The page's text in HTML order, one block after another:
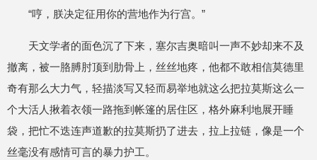
“哼，朕决定征用你的营地作为行宫。”
天文学者的面色沉了下来，塞尔吉奥暗叫一声不妙却来不及
撤离，被一胳膊肘顶到肋骨上，丝丝地疼，他都不敢相信莫德里
奇有那么大力气，轻描淡写又轻而易举地就这么把拉莫斯这么一
个大活人揪着衣领一路拖到帐篷的居住区，格外麻利地展开睡
袋，把忙不迭连声道歉的拉莫斯扔了进去，拉上拉链，像是一个
丝毫没有感情可言的暴力护工。